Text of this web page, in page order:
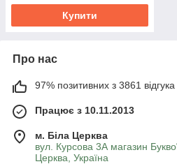
Купити
Про нас
97% позитивних з 3861 відгука
Працює з 10.11.2013
м. Біла Церква
вул. Курсова 3А магазин
Церква, Україна